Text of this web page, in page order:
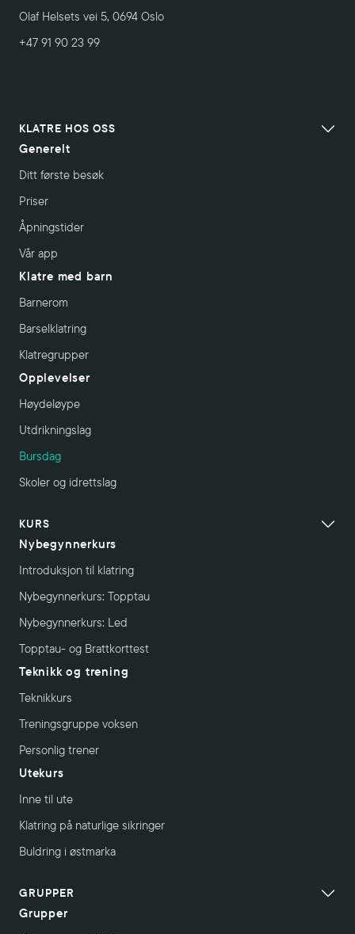
Olaf Helsets vei 5, 0694 Oslo
+47 91 90 23 99
KLATRE HOS OSS
Generelt
Ditt første besøk
Priser
Åpningstider
Vår app
Klatre med barn
Barnerom
Barselklatring
Klatregrupper
Opplevelser
Høydeløype
Utdrikningslag
Bursdag
Skoler og idrettslag
KURS
Nybegynnerkurs
Introduksjon til klatring
Nybegynnerkurs: Topptau
Nybegynnerkurs: Led
Topptau- og Brattkorttest
Teknikk og trening
Teknikkurs
Treningsgruppe voksen
Personlig trener
Utekurs
Inne til ute
Klatring på naturlige sikringer
Buldring i østmarka
GRUPPER
Grupper